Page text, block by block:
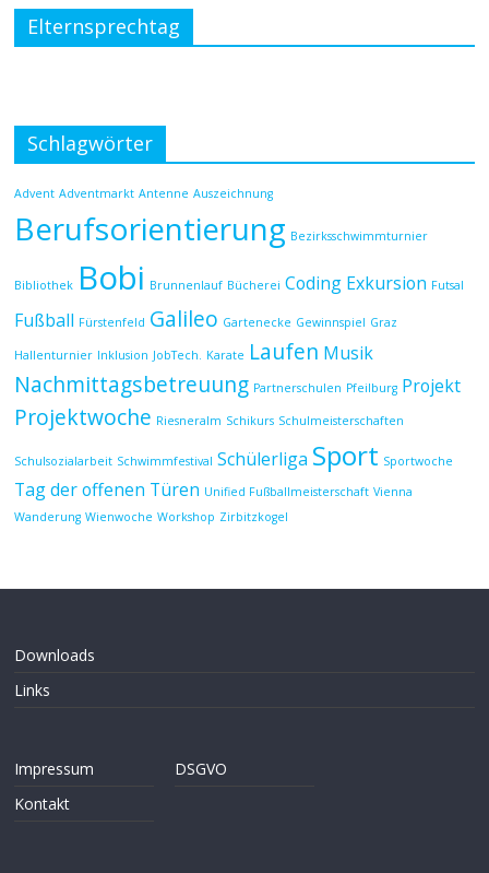
Elternsprechtag
Schlagwörter
Advent Adventmarkt Antenne Auszeichnung
Berufsorientierung Bezirksschwimmturnier
Bibliothek Bobi Brunnenlauf Bücherei Coding Exkursion Futsal
Fußball Fürstenfeld Galileo Gartenecke Gewinnspiel Graz
Hallenturnier Inklusion JobTech. Karate Laufen Musik
Nachmittagsbetreuung Partnerschulen Pfeilburg Projekt
Projektwoche Riesneralm Schikurs Schulmeisterschaften
Schulsozialarbeit Schwimmfestival Schülerliga Sport Sportwoche
Tag der offenen Türen Unified Fußballmeisterschaft Vienna
Wanderung Wienwoche Workshop Zirbitzkogel
Downloads
Links
Impressum
Kontakt
DSGVO